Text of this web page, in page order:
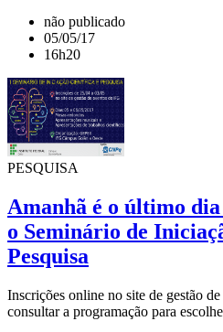
não publicado
05/05/17
16h20
PESQUISA
Amanhã é o último
o Seminário de
Pesquisa
Inscrições online no site de gestão
consultar a programação para